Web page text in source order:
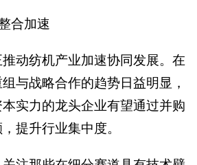
合加速
动纺机产业加速协同发展。在
与战略合作的趋势日益明显，
实力的龙头企业有望通过并购
提升行业集中度。